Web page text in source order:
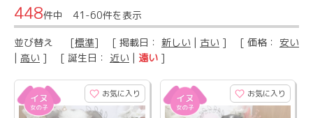
448件中 41-60件を表示
並び替え [標準] [ 掲載日： 新しい | 古い ] [ 価格： 安い
| 高い ] [ 誕生日： 近い | 遠い ]
お気に入り お気に入り